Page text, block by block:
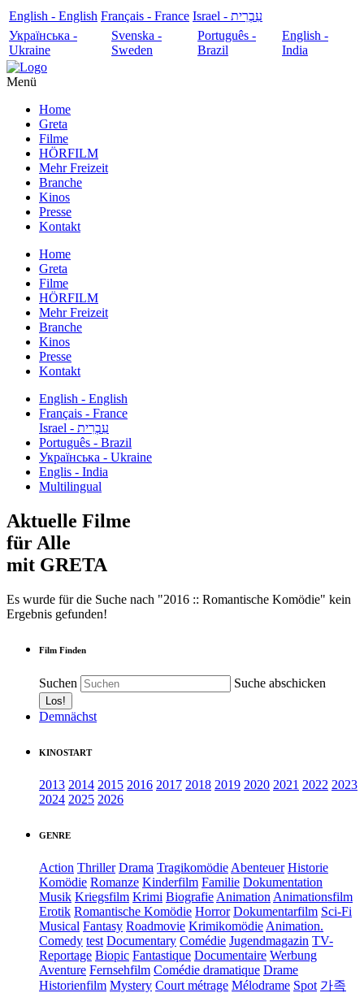
English - English Français - France
עִבְרִית - Israel
Українська -
Ukraine
Svenska -
Sweden
Português -
Brazil
English -
India
Menü
Home
Greta
Filme
HÖRFILM
Mehr Freizeit
Branche
Kinos
Presse
Kontakt
Home
Greta
Filme
HÖRFILM
Mehr Freizeit
Branche
Kinos
Presse
Kontakt
English - English
Français - France
עִבְרִית - Israel
Português - Brazil
Українська - Ukraine
Englis - India
Multilingual
Aktuelle Filme
für Alle
mit GRETA
Es wurde für die Suche nach "2016 :: Romantische Komödie" kein
Ergebnis gefunden!
Film Finden
Suchen Suche abschicken
Demnächst
KINOSTART
2013 2014 2015 2016 2017 2018 2019 2020 2021 2022 2023
2024 2025 2026
GENRE
Action Thriller Drama Tragikomödie Abenteuer Historie
Komödie Romanze Kinderfilm Familie Dokumentation
Musik Kriegsfilm Krimi Biografie Animation Animationsfilm
Erotik Romantische Komödie Horror Dokumentarfilm Sci-Fi
Musical Fantasy Roadmovie Krimikomödie Animation.
Comedy test Documentary Comédie Jugendmagazin TV-
Reportage Biopic Fantastique Documentaire Werbung
Aventure Fernsehfilm Comédie dramatique Drame
Historienfilm Mystery Court métrage Mélodrame Spot 가족